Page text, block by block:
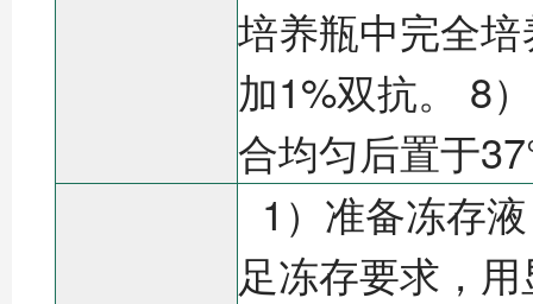
培养瓶中完全
加1%双抗。 8
合均匀后置于
1）准备冻存
足冻存要求，